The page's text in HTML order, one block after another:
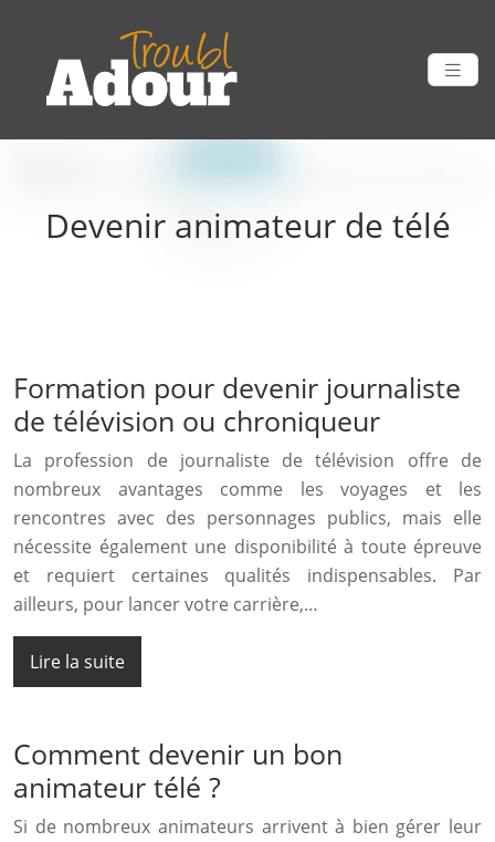
Devenir animateur de télé
Formation pour devenir journaliste
de télévision ou chroniqueur
La profession de journaliste de télévision offre de
nombreux avantages comme les voyages et les
rencontres avec des personnages publics, mais elle
nécessite également une disponibilité à toute épreuve
et requiert certaines qualités indispensables. Par
ailleurs, pour lancer votre carrière,…
Lire la suite
Comment devenir un bon
animateur télé ?
Si de nombreux animateurs arrivent à bien gérer leur